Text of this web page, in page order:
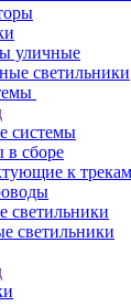
уличные
светильники
системы
в сборе
к трекам
светильники
светильники